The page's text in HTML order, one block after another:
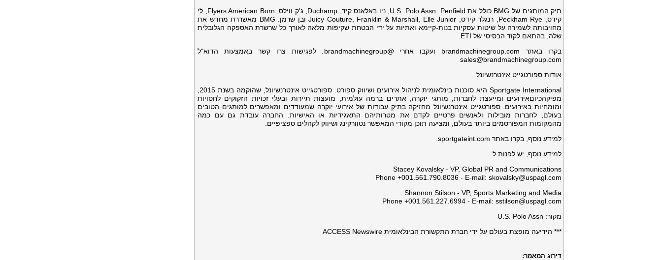
תיק המותגים של BMG כולל את U.S. Polo Assn. Penfield, ניו באלאנס קיד, Duchamp, ג'ק ווילס, Flyers American Born, לי
קידס, Peckham Rye, רנגלר קידס, Juicy Couture, Franklin & Marshall, Elle Junior ובן שרמן. BMG מאשררת מחדש את
מחויבותה לשמירה על שיטות עסקיות בנות-קיימא ואתיות על ידי הבטחת שקיפות מלאה לאורך כל שרשרת האספקה ​​הגלובלית
שלה, בהתאם לקוד הבסיסי של ETI.
בקרו באתר brandmachinegroup.com ועקבו אחרי @brandmachinegroup. לפגישות צרו קשר באמצעות הדוא"ל
sales@brandmachinegroup.com
אודות ספורטגייט אינטרנשיונל
מפיקהכיוםאירועים ומייעצת לחברות, מותגי יוקרה, אתרים ברמה עולמית, מועצות תיירות ובעלי זכויות הזקוקים לחסויות
ומומחיות באירועים. ספורטגייט אינטרנשיונל מחזיקה בתיק עבודות של אירועי יוקרה שמעודדים ומאפשרים למותגים הטובים
בעולם, לחברות מובילות ולאנשים פרטיים לקדם את מטרותיהם התאגידיות או האישיות. החברה עובדת גם עם כמה
מהמקומות המפורסמים ביותר בעולם, ומציעה תוכן מקורי המאפשר נטוורקינג ושיווק לקהלים ספציפיים.
למידע נוסף, בקרו באתר sportgateint.com.
למידע נוסף, יש לפנות ל:
Stacey Kovalsky - VP, Global PR and Communications
Phone +001.561.790.8036 - E-mail: skovalsky@uspagl.com
Shannon Stilson - VP, Sports Marketing and Media
Phone +001.561.227.6994 - E-mail: sstilson@uspagl.com
מקור: U.S. Polo Assn
*** הידיעה מופצת בעולם על ידי חברת התקשורת הבינלאומית ACCESS Newswire
דירוג המאמר: